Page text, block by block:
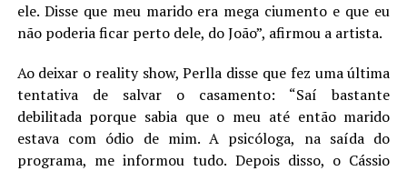
ele. Disse que meu marido era mega ciumento e que eu
não poderia ficar perto dele, do João”, afirmou a artista.
Ao deixar o reality show, Perlla disse que fez uma última
tentativa de salvar o casamento: “Saí bastante
debilitada porque sabia que o meu até então marido
estava com ódio de mim. A psicóloga, na saída do
programa, me informou tudo. Depois disso, o Cássio